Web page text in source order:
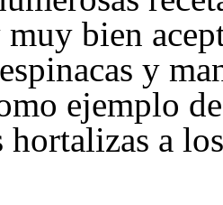
muy bien
y
ejemplo
hortalizas a